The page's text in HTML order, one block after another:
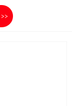
انکوائری بھیجیں۔ >>